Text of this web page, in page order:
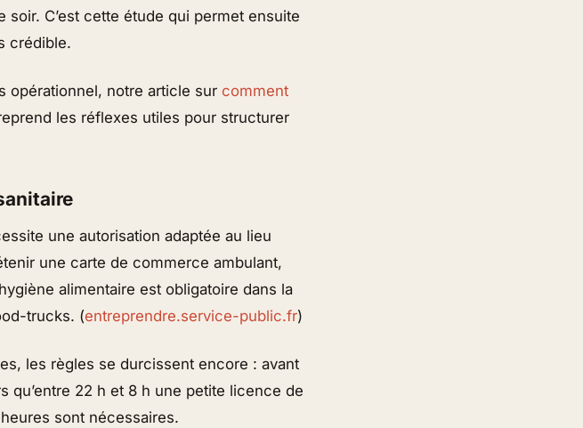
C’est cette étude qui permet ensuite
crédible.
opérationnel, notre article sur comment
les réflexes utiles pour structurer
une autorisation adaptée au lieu
une carte de commerce ambulant,
alimentaire est obligatoire dans la
trucks. (entreprendre.service-public.fr)
les règles se durcissent encore : avant
qu’entre 22 h et 8 h une petite licence de
sont nécessaires.